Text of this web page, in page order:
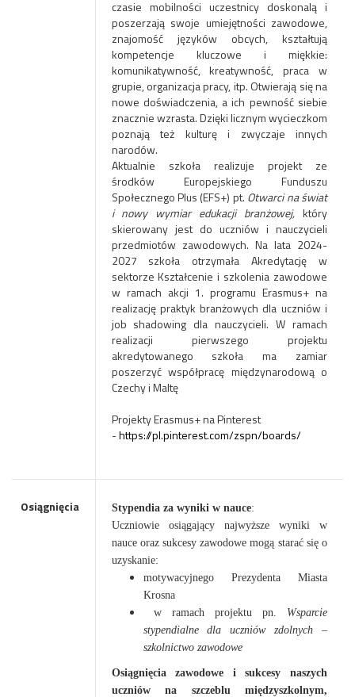
czasie mobilności uczestnicy doskonalą i
poszerzają swoje umiejętności zawodowe,
znajomość języków obcych, kształtują
kompetencje kluczowe i miękkie:
komunikatywność, kreatywność, praca w
grupie, organizacja pracy, itp. Otwierają się na
nowe doświadczenia, a ich pewność siebie
znacznie wzrasta. Dzięki licznym wycieczkom
poznają też kulturę i zwyczaje innych
narodów.
Aktualnie szkoła realizuje projekt ze
środków Europejskiego Funduszu
Społecznego Plus (EFS+) pt. Otwarci na świat
i nowy wymiar edukacji branżowej, który
skierowany jest do uczniów i nauczycieli
przedmiotów zawodowych. Na lata 2024-
2027 szkoła otrzymała Akredytację w
sektorze Kształcenie i szkolenia zawodowe
w ramach akcji 1. programu Erasmus+ na
realizację praktyk branżowych dla uczniów i
job shadowing dla nauczycieli. W ramach
realizacji pierwszego projektu
akredytowanego szkoła ma zamiar
poszerzyć współpracę międzynarodową o
Czechy i Maltę
Projekty Erasmus+ na Pinterest
-https://pl.pinterest.com/zspn/boards/
Osiągnięcia Stypendia za wyniki w nauce:
Uczniowie osiągający najwyższe wyniki w
nauce oraz sukcesy zawodowe mogą starać się o
uzyskanie:
motywacyjnego Prezydenta Miasta
Krosna
w ramach projektu pn. Wsparcie
stypendialne dla uczniów zdolnych –
szkolnictwo zawodowe
Osiągnięcia zawodowe i sukcesy naszych
uczniów na szczeblu międzyszkolnym,